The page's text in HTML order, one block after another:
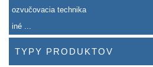
ozvučovacia technika
iné ...
TYPY PRODUKTOV